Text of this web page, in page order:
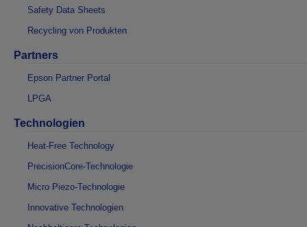
Safety Data Sheets
Recycling von Produkten
Partners
Epson Partner Portal
LPGA
Technologien
Heat-Free Technology
PrecisionCore-Technologie
Micro Piezo-Technologie
Innovative Technologien